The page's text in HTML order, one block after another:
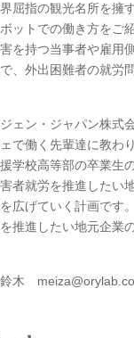
屈指の観光名所を擁
ットでの働き方をご
を持つ当事者や雇用
、外出困難者の就労
ェン・ジャパン株式
で働く先輩達に教わ
学校高等部の卒業生
者就労を推進したい
広げていく計画です
推進したい地元企業
木